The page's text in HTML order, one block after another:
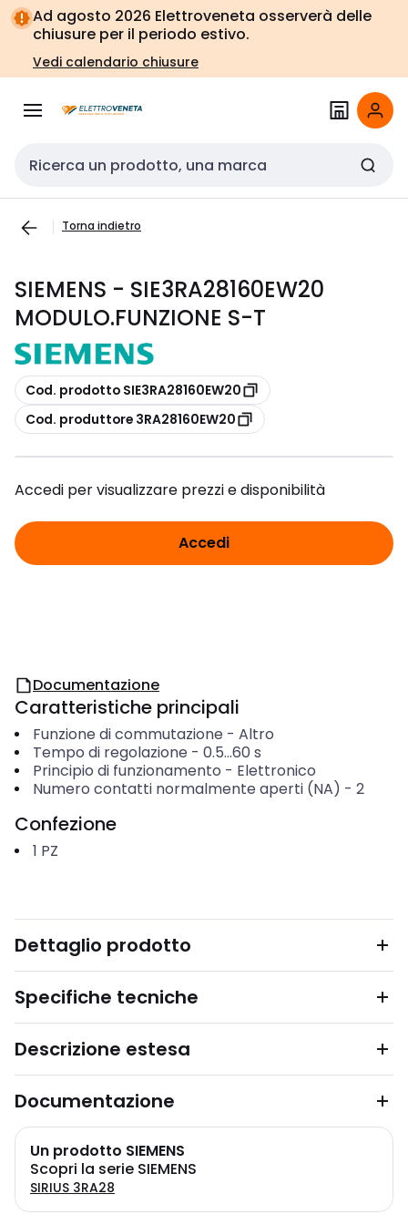
Vai alla
navigazione
Vai
alla
pagina
Ad agosto 2026 Elettroveneta osserverà delle
chiusure per il periodo estivo.
Vedi calendario chiusure
Cerca input
Torna indietro
SIEMENS - SIE3RA28160EW20
MODULO.FUNZIONE S-T
copia
Cod. prodotto SIE3RA28160EW20
copia
Cod. produttore 3RA28160EW20
Accedi per visualizzare prezzi e disponibilità
Accedi
Documentazione
Caratteristiche principali
Funzione di commutazione - Altro
Tempo di regolazione - 0.5...60 s
Principio di funzionamento - Elettronico
Numero contatti normalmente aperti (NA) - 2
Confezione
1 PZ
Dettaglio prodotto
Specifiche tecniche
Descrizione estesa
Documentazione
Un prodotto SIEMENS
Scopri la serie SIEMENS
SIRIUS 3RA28